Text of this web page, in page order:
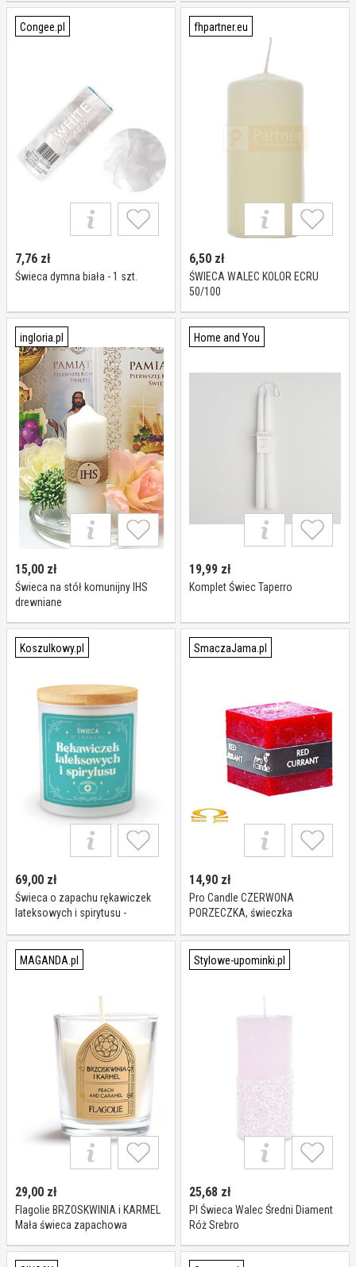
Congee.pl
7,76 zł
Świeca dymna biała - 1 szt.
fhpartner.eu
6,50 zł
ŚWIECA WALEC KOLOR ECRU
50/100
ingloria.pl
15,00 zł
Świeca na stół komunijny IHS
drewniane
Home and You
19,99 zł
Komplet Świec Taperro
Koszulkowy.pl
69,00 zł
Świeca o zapachu rękawiczek
lateksowych i spirytusu -
dla pielęgniarki
SmaczaJama.pl
14,90 zł
Pro Candle CZERWONA
PORZECZKA, świeczka
MAGANDA.pl
29,00 zł
Flagolie BRZOSKWINIA i KARMEL
Mała świeca zapachowa
Stylowe-upominki.pl
25,68 zł
Pl Świeca Walec Średni Diament
Róż Srebro